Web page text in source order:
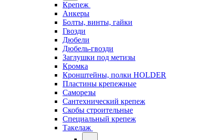
Крепеж
Анкеры
Болты, винты, гайки
Гвозди
Дюбели
Дюбель-гвозди
Заглушки под метизы
Кромка
Кронштейны, полки НОLDER
Пластины крепежные
Саморезы
Сантехнический крепеж
Скобы строительные
Специальный крепеж
Такелаж